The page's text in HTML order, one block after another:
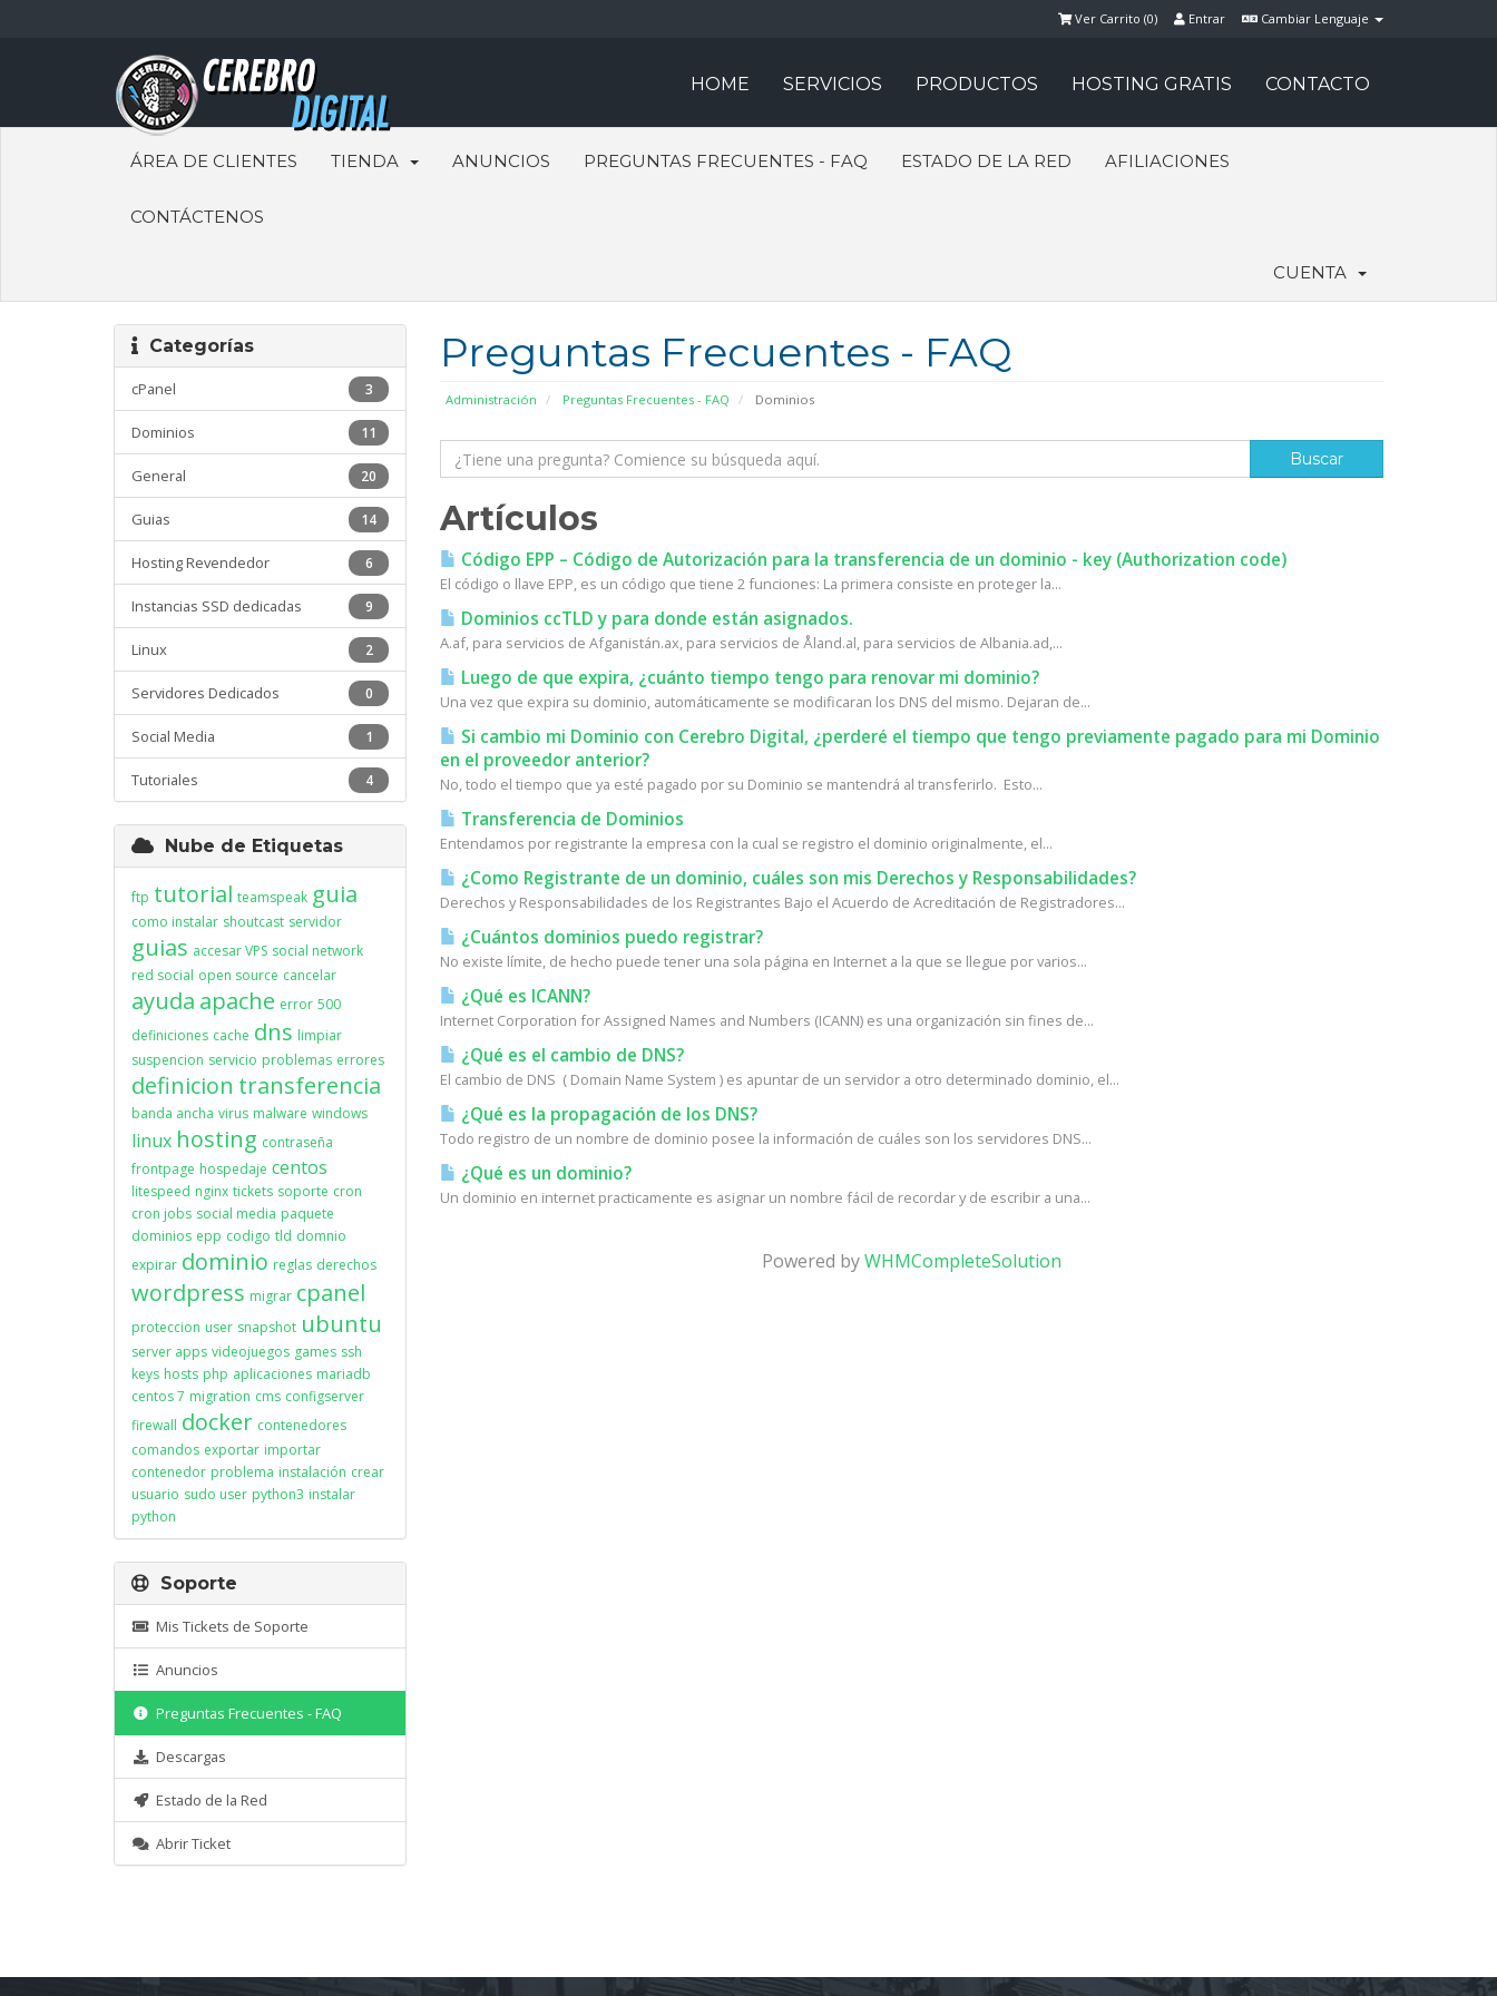
Cambiar Lenguaje
Entrar
Ver Carrito (0)
HOME SERVICIOS PRODUCTOS HOSTING GRATIS CONTACTO
ÁREA DE CLIENTES TIENDA ANUNCIOS PREGUNTAS FRECUENTES - FAQ ESTADO DE LA RED AFILIACIONES
CONTÁCTENOS
CUENTA
Preguntas Frecuentes - FAQ
Administración Preguntas Frecuentes - FAQ Dominios
Categorías
3
cPanel
11
Dominios
20
General
14
Guias
6
Hosting Revendedor
9
Instancias SSD dedicadas
2
Linux
0
Servidores Dedicados
1
Social Media
4
Tutoriales
Artículos
Código EPP – Código de Autorización para la transferencia de un dominio - key (Authorization code)
El código o llave EPP, es un código que tiene 2 funciones: La primera consiste en proteger la...
Dominios ccTLD y para donde están asignados.
A.af, para servicios de Afganistán.ax, para servicios de Åland.al, para servicios de Albania.ad,...
Luego de que expira, ¿cuánto tiempo tengo para renovar mi dominio?
Una vez que expira su dominio, automáticamente se modificaran los DNS del mismo. Dejaran de...
Si cambio mi Dominio con Cerebro Digital, ¿perderé el tiempo que tengo previamente pagado para mi Dominio
en el proveedor anterior?
No, todo el tiempo que ya esté pagado por su Dominio se mantendrá al transferirlo. Esto...
Transferencia de Dominios
Entendamos por registrante la empresa con la cual se registro el dominio originalmente, el...
¿Como Registrante de un dominio, cuáles son mis Derechos y Responsabilidades?
Derechos y Responsabilidades de los Registrantes Bajo el Acuerdo de Acreditación de Registradores...
¿Cuántos dominios puedo registrar?
No existe límite, de hecho puede tener una sola página en Internet a la que se llegue por varios...
¿Qué es ICANN?
Internet Corporation for Assigned Names and Numbers (ICANN) es una organización sin fines de...
¿Qué es el cambio de DNS?
El cambio de DNS ( Domain Name System ) es apuntar de un servidor a otro determinado dominio, el...
¿Qué es la propagación de los DNS?
Todo registro de un nombre de dominio posee la información de cuáles son los servidores DNS...
¿Qué es un dominio?
Un dominio en internet practicamente es asignar un nombre fácil de recordar y de escribir a una...
Powered byWHMCompleteSolution
Nube de Etiquetas
ftp tutorial teamspeak guia
como instalar shoutcast servidor
guias accesar VPS social network
red social open source cancelar
ayuda apache error 500
definiciones cache dns limpiar
suspencion servicio problemas errores
definicion transferencia
banda ancha virus malware windows
linux hosting contraseña
frontpage hospedaje centos
litespeed nginx tickets soporte cron
cron jobs social media paquete
dominios epp codigo tld domnio
expirar dominio reglas derechos
wordpress migrar cpanel
proteccion user snapshot ubuntu
server apps videojuegos games ssh
keys hosts php aplicaciones mariadb
centos 7 migration cms configserver
firewall docker contenedores
comandos exportar importar
contenedor problema instalación crear
usuario sudo user python3 instalar
python
Soporte
Mis Tickets de Soporte
Anuncios
Preguntas Frecuentes - FAQ
Descargas
Estado de la Red
Abrir Ticket